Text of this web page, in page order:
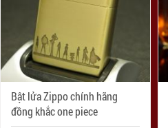
Bật lửa Zippo chính hãng
đồng khắc one piece